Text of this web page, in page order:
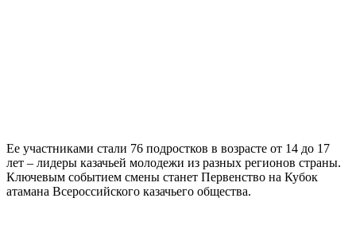
Ее участниками стали 76 подростков в возрасте от 14 до 17
лет – лидеры казачьей молодежи из разных регионов страны.
Ключевым событием смены станет Первенство на Кубок
атамана Всероссийского казачьего общества.